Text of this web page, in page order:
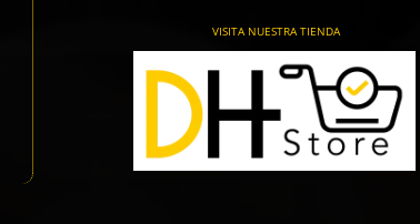
VISITA NUESTRA TIENDA